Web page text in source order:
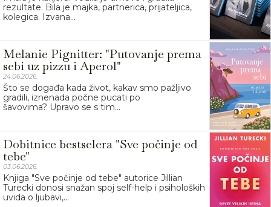
rezultate. Bila je majka, partnerica, prijateljica,
kolegica. Izvana...
Melanie Pignitter: "Putovanje prema
sebi uz pizzu i Aperol"
24.06.2026.
Što se događa kada život, kakav smo pažljivo
gradili, iznenada počne pucati po
šavovima? Upravo se s tim...
Dobitnice bestselera "Sve počinje od
tebe"
03.06.2026.
Knjiga "Sve počinje od tebe" autorice Jillian
Turecki donosi snažan spoj self-help i psiholoških
uvida o ljubavi,...